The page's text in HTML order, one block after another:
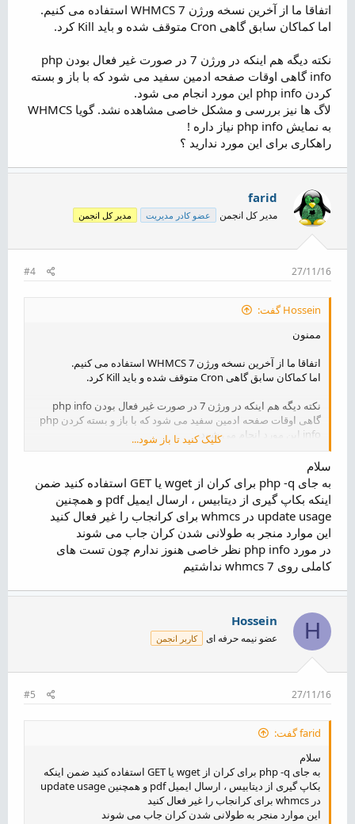
اتفاقا ما از آخرین نسخه ورژن 7 WHMCS استفاده می کنیم.
اما کماکان سابق گاهی Cron متوقف شده و باید Kill کرد.
نکته دیگه هم اینکه در ورژن 7 در صورت غیر فعال بودن php
info گاهی اوقات صفحه ادمین سفید می شود که با باز و بسته
کردن php info این مورد انجام می شود.
لاگ ها نیز بررسی و مشکل خاصی مشاهده نشد. گویا WHMCS
به نمایش php info نیاز داره !
راهکاری برای این مورد ندارید ؟
farid
مدیر کل انجمن عضو کادر مدیریت مدیر کل انجمن
27/11/16
#4
Hossein گفت:
ممنون
اتفاقا ما از آخرین نسخه ورژن 7 WHMCS استفاده می کنیم.
اما کماکان سابق گاهی Cron متوقف شده و باید Kill کرد.
نکته دیگه هم اینکه در ورژن 7 در صورت غیر فعال بودن php info
گاهی اوقات صفحه ادمین سفید می شود که با باز و بسته کردن php
info این مورد انجام می شود.
نمایش php info نیاز داره !
راهکاری برای این مورد ندارید ؟
کلیک کنید تا باز شود...
سلام
به جای php -q برای کران از wget یا GET استفاده کنید ضمن
اینکه بکاپ گیری از دیتابیس ، ارسال ایمیل pdf و همچنین
update usage در whmcs برای کرانجاب را غیر فعال کنید
این موارد منجر به طولانی شدن کران جاب می شوند
در مورد php info نظر خاصی هنوز ندارم چون تست های
کاملی روی whmcs 7 نداشتیم
H
Hossein
عضو نیمه حرفه ای کاربر انجمن
27/11/16
#5
farid گفت:
سلام
به جای php -q برای کران از wget یا GET استفاده کنید ضمن اینکه
بکاپ گیری از دیتابیس ، ارسال ایمیل pdf و همچنین update usage
در whmcs برای کرانجاب را غیر فعال کنید
این موارد منجر به طولانی شدن کران جاب می شوند